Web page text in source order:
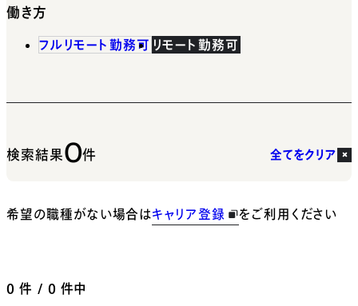
働き方
フルリモート勤務可 リモート勤務可
検索結果0件 全てをクリア
希望の職種がない場合はキャリア登録 をご利用ください
0 件 / 0 件中